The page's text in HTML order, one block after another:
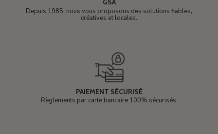
GSA
Depuis 1985, nous vous proposons des solutions fiables,
créatives et locales.
PAIEMENT SÉCURISÉ
Règlements par carte bancaire 100% sécurisés.